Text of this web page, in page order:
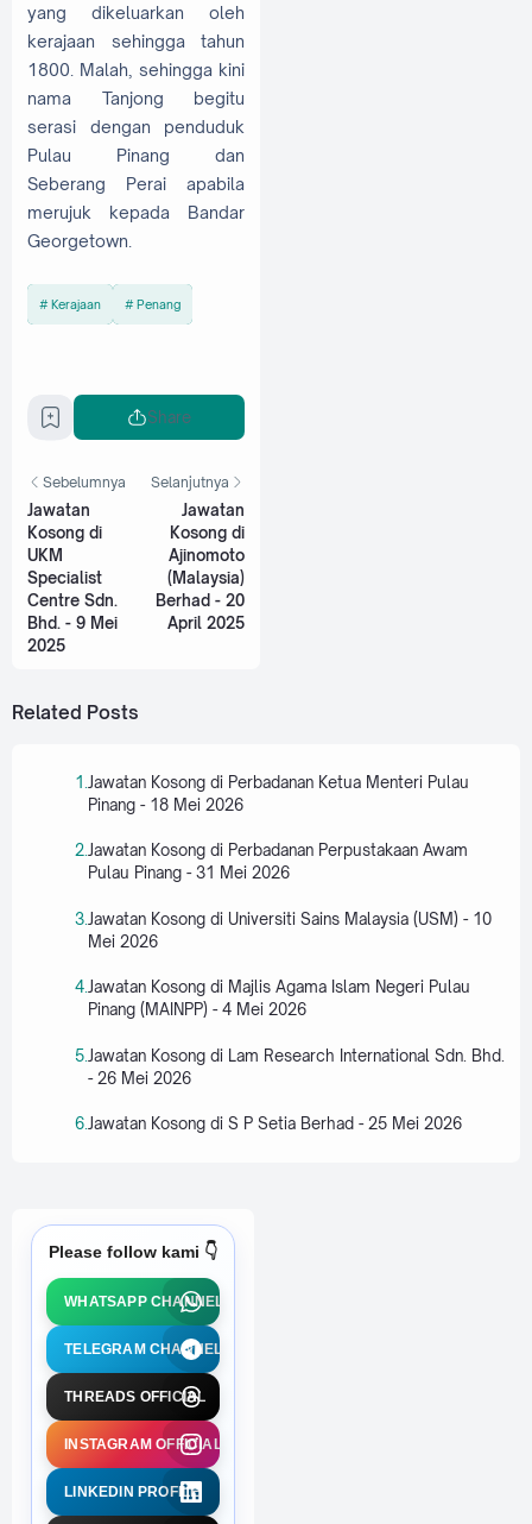
yang dikeluarkan oleh
kerajaan sehingga tahun
1800. Malah, sehingga kini
nama Tanjong begitu
serasi dengan penduduk
Pulau Pinang dan
Seberang Perai apabila
merujuk kepada Bandar
Georgetown.
Kerajaan Penang
Share
Sebelumnya
Jawatan
Kosong di
UKM
Specialist
Centre Sdn.
Bhd. - 9 Mei
2025
Selanjutnya
Jawatan
Kosong di
Ajinomoto
(Malaysia)
Berhad - 20
April 2025
Related Posts
Jawatan Kosong di Perbadanan Ketua Menteri Pulau
Pinang - 18 Mei 2026
Jawatan Kosong di Perbadanan Perpustakaan Awam
Pulau Pinang - 31 Mei 2026
Jawatan Kosong di Universiti Sains Malaysia (USM) - 10
Mei 2026
Jawatan Kosong di Majlis Agama Islam Negeri Pulau
Pinang (MAINPP) - 4 Mei 2026
Jawatan Kosong di Lam Research International Sdn. Bhd.
- 26 Mei 2026
Jawatan Kosong di S P Setia Berhad - 25 Mei 2026
Please follow kami 👇
WHATSAPP CHANNEL
TELEGRAM CHANNEL
THREADS OFFICIAL
INSTAGRAM OFFICIAL
LINKEDIN PROFILE